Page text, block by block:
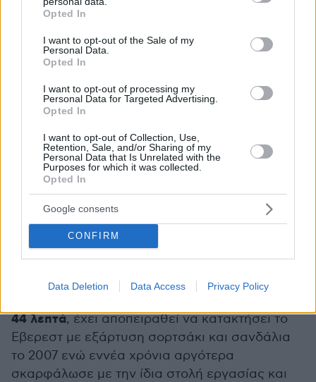
grant or deny consent to Google and its third-party tags to
use your data for below specified purposes in below Google
consent section.
Opted In
I want to opt-out of the Sale of my
Personal Data.
Opted In
I want to opt-out of processing my
Personal Data for Targeted Advertising.
Opted In
I want to opt-out of Collection, Use,
Retention, Sale, and/or Sharing of my
Personal Data that Is Unrelated with the
Purposes for which it was collected.
Opted In
Google consents
CONFIRM
Data Deletion Data Access Privacy Policy
βελτίωση των αθλητικών επιδόσεων, στην
η ελκώδης κολίτιδα και η σκλήρυνση κατά
πλάκας ενώ τη θεωρεί θαυματουργή και για
Επισημαίνεται ωστόσο ότι τόσο η Αμερικανική
όσο και η Βρετανική Εταιρία Καρδιολογίας
συνιστούν τη συμβουλή και την
παρακολούθηση από γιατρό σε όλους τους
επίδοξους μύστες της μεθόδου του Βιμ Χοφ.
Η οικουμενική διασημότητα που απολαμβάνει
πάντως χάρη στα ανδραγαθήματά του – έχει
τρέξειξυπόλητοςημιμαραθώνιο σε πάγο στη
Φινλανδίασε 2 ώρες και 16 λεπτά, έχει
κολυμπήσει κάτω από επιφάνεια πάγου για 57,5
44 λεπτά, έχει αποπειραθεί να κατακτήσει το
Εβερεστ με εξάρτυση σορτσάκι και σανδάλια
το 2007 ενώ εννέα χρόνια αργότερα
σκαρφάλωσε με την ίδια στολή εργασίας και